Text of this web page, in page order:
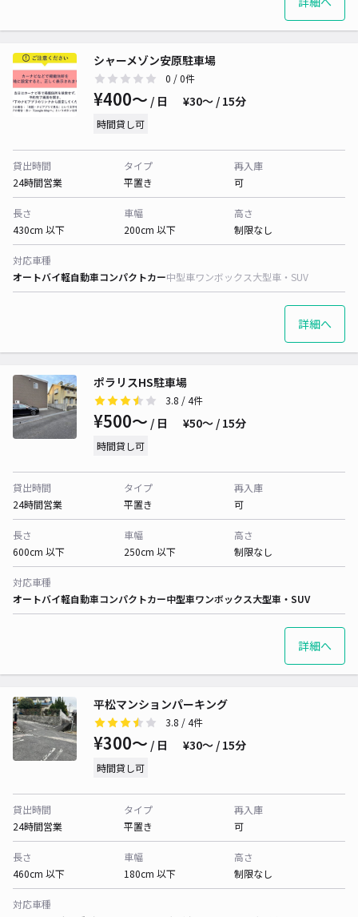
シャーメゾン安原駐車場
0 / 0件
¥400〜 / 日 ¥30〜 / 15分
時間貸し可
貸出時間
24時間営業
タイプ
平置き
再入庫
可
長さ
430cm 以下
車幅
200cm 以下
高さ
制限なし
対応車種
オートバイ軽自動車コンパクトカー中型車ワンボックス大型車・SUV
詳細へ
ポラリスHS駐車場
3.8 / 4件
¥500〜 / 日 ¥50〜 / 15分
時間貸し可
貸出時間
24時間営業
タイプ
平置き
再入庫
可
長さ
600cm 以下
車幅
250cm 以下
高さ
制限なし
対応車種
オートバイ軽自動車コンパクトカー中型車ワンボックス大型車・SUV
詳細へ
平松マンションパーキング
3.8 / 4件
¥300〜 / 日 ¥30〜 / 15分
時間貸し可
貸出時間
24時間営業
タイプ
平置き
再入庫
可
長さ
460cm 以下
車幅
180cm 以下
高さ
制限なし
対応車種